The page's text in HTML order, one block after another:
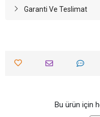
Garanti Ve Teslimat
Bu ürün için